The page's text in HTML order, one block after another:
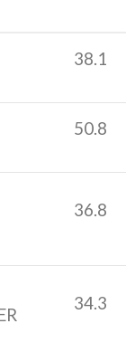
38.1
50.8
36.8
34.3